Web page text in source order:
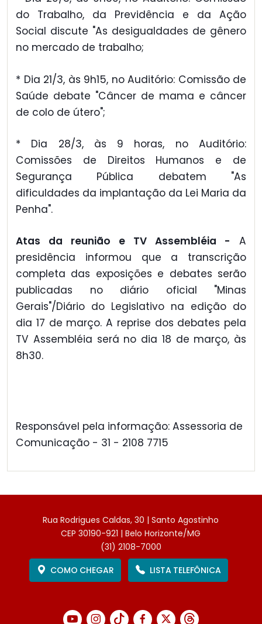
do Trabalho, da Previdência e da Ação
Social discute "As desigualdades de gênero
no mercado de trabalho;
* Dia 21/3, às 9h15, no Auditório: Comissão de
Saúde debate "Câncer de mama e câncer
de colo de útero";
* Dia 28/3, às 9 horas, no Auditório:
Comissões de Direitos Humanos e de
Segurança Pública debatem "As
dificuldades da implantação da Lei Maria da
Penha".
Atas da reunião e TV Assembléia - A
presidência informou que a transcrição
completa das exposições e debates serão
publicadas no diário oficial "Minas
Gerais"/Diário do Legislativo na edição do
dia 17 de março. A reprise dos debates pela
TV Assembléia será no dia 18 de março, às
8h30.
Responsável pela informação: Assessoria de
Comunicação - 31 - 2108 7715
Rua Rodrigues Caldas, 30 | Santo Agostinho
CEP 30190-921 | Belo Horizonte/MG
(31) 2108-7000
COMO CHEGAR
LISTA TELEFÔNICA